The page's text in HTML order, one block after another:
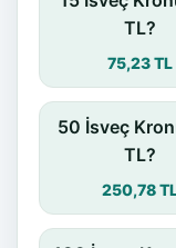
TL?
75,23 TL
50 İsveç
TL?
250,78